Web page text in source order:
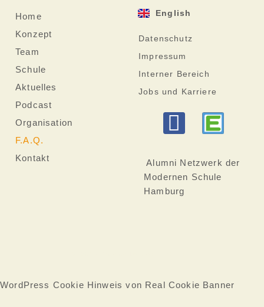
Home
Konzept
Team
Schule
Aktuelles
Podcast
Organisation
F.A.Q.
Kontakt
English
Datenschutz
Impressum
Interner Bereich
Jobs und Karriere
F
c
e
k
Alumni Netzwerk der
Modernen Schule
Hamburg
WordPress Cookie Hinweis von Real Cookie Banner